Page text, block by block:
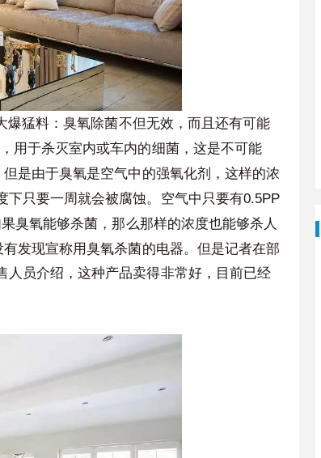
猛料：臭氧除菌不但无效，而且还有可能
用于杀灭室内或车内的细菌，这是不可能
是由于臭氧是空气中的强氧化剂，这样的浓
下只要一周就会被腐蚀。空气中只要有0.5PP
臭氧能够杀菌，那么那样的浓度也能够杀人
现宣称用臭氧杀菌的电器。但是记者在部
员介绍，这种产品卖得非常好，目前已经